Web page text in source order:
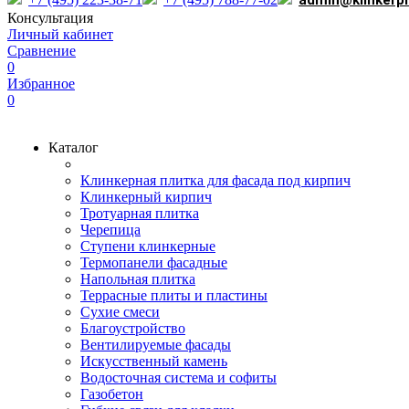
Консультация
Личный кабинет
Сравнение
0
Избранное
0
Каталог
Клинкерная плитка для фасада под кирпич
Клинкерный кирпич
Тротуарная плитка
Черепица
Ступени клинкерные
Термопанели фасадные
Напольная плитка
Террасные плиты и пластины
Сухие смеси
Благоустройство
Вентилируемые фасады
Искусственный камень
Водосточная система и софиты
Газобетон